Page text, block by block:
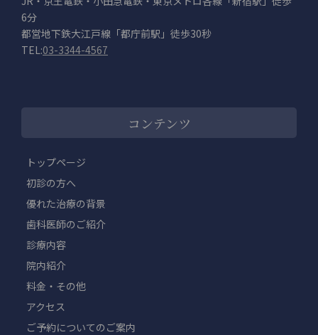
6分
都営地下鉄大江戸線「都庁前駅」徒歩30秒
TEL:03-3344-4567
コンテンツ
トップページ
初診の方へ
優れた治療の背景
歯科医師のご紹介
診療内容
院内紹介
料金・その他
アクセス
ご予約についてのご案内